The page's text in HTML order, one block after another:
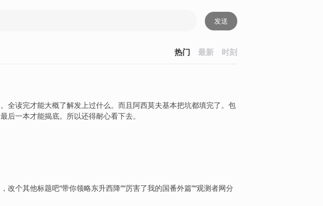
发送
热门 最新 时刻
全读完才能大概了解发上过什么。而且阿西莫夫基本把坑都填完了。包
后一本才能揭底。所以还得耐心看下去。
改个其他标题吧“带你领略东升西降”“厉害了我的国番外篇”“观测者网分